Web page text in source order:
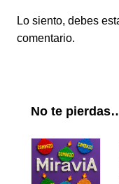
Lo siento, debes
comentario.
No te